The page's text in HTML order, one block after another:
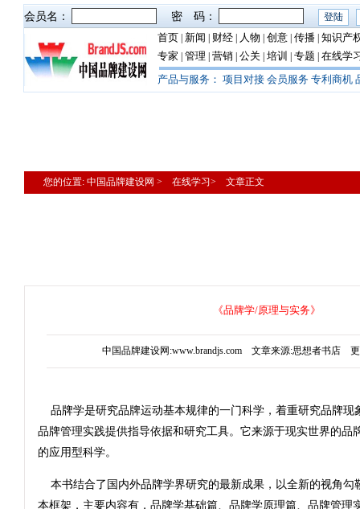
会员名：
密 码：
首页 新闻 财经 人物 创意 传播 知识产
专家 管理 营销 公关 培训 专题 在线学
产品与服务： 项目对接 会员服务 专利商机
您的位置: 中国品牌建设网 > 在线学习> 文章正文
《品牌学/原理与实务》
中国品牌建设网:www.brandjs.com 文章来源:思想者书店 更
品牌学是研究品牌运动基本规律的一门科学，着重研究品牌现
品牌管理实践提供指导依据和研究工具。它来源于现实世界的品
的应用型科学。
本书结合了国内外品牌学界研究的最新成果，以全新的视角勾
本框架，主要内容有，品牌学基础篇、品牌学原理篇、品牌管理